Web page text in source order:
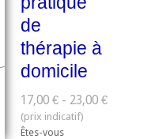
de
thérapie à
domicile
17,00 € - 23,00 €
Êtes-vous